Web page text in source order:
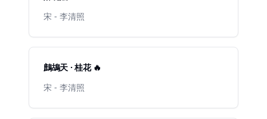
宋 - 李清照
鷓鴣天 · 桂花 🔥
宋 - 李清照